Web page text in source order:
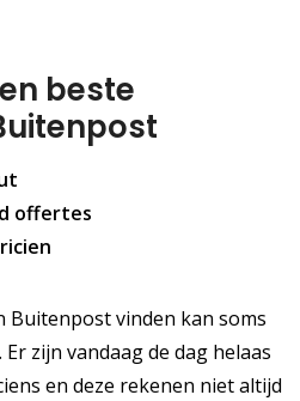
beste
offertes
Buitenpost vinden kan soms
zijn vandaag de dag helaas
en deze rekenen niet altijd